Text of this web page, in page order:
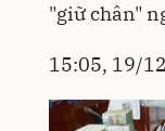
"giữ chân"
15:05, 19/